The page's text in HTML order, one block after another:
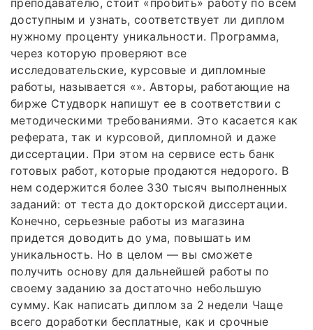
преподавателю, стоит «пробить» работу по всем
доступным и узнать, соответствует ли диплом
нужному проценту уникальности. Программа,
через которую проверяют все
исследовательские, курсовые и дипломные
работы, называется «». Авторы, работающие на
бирже Студворк напишут ее в соответствии с
методическими требованиями. Это касается как
реферата, так и курсовой, дипломной и даже
диссертации. При этом на сервисе есть банк
готовых работ, которые продаются недорого. В
нем содержится более 330 тысяч выполненных
заданий: от теста до докторской диссертации.
Конечно, серьезные работы из магазина
придется доводить до ума, повышать им
уникальность. Но в целом — вы сможете
получить основу для дальнейшей работы по
своему заданию за достаточно небольшую
сумму. Как написать диплом за 2 недели Чаще
всего доработки бесплатные, как и срочные